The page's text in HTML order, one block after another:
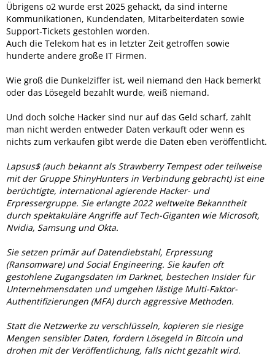
Übrigens o2 wurde erst 2025 gehackt, da sind interne
Kommunikationen, Kundendaten, Mitarbeiterdaten sowie
Support-Tickets gestohlen worden.
Auch die Telekom hat es in letzter Zeit getroffen sowie
hunderte andere große IT Firmen.
Wie groß die Dunkelziffer ist, weil niemand den Hack bemerkt
oder das Lösegeld bezahlt wurde, weiß niemand.
Und doch solche Hacker sind nur auf das Geld scharf, zahlt
man nicht werden entweder Daten verkauft oder wenn es
nichts zum verkaufen gibt werde die Daten eben veröffentlicht.
Lapsus$ (auch bekannt als Strawberry Tempest oder teilweise
mit der Gruppe ShinyHunters in Verbindung gebracht) ist eine
berüchtigte, international agierende Hacker- und
Erpressergruppe. Sie erlangte 2022 weltweite Bekanntheit
durch spektakuläre Angriffe auf Tech-Giganten wie Microsoft,
Nvidia, Samsung und Okta.
Sie setzen primär auf Datendiebstahl, Erpressung
(Ransomware) und Social Engineering. Sie kaufen oft
gestohlene Zugangsdaten im Darknet, bestechen Insider für
Unternehmensdaten und umgehen lästige Multi-Faktor-
Authentifizierungen (MFA) durch aggressive Methoden.
Statt die Netzwerke zu verschlüsseln, kopieren sie riesige
Mengen sensibler Daten, fordern Lösegeld in Bitcoin und
drohen mit der Veröffentlichung, falls nicht gezahlt wird.